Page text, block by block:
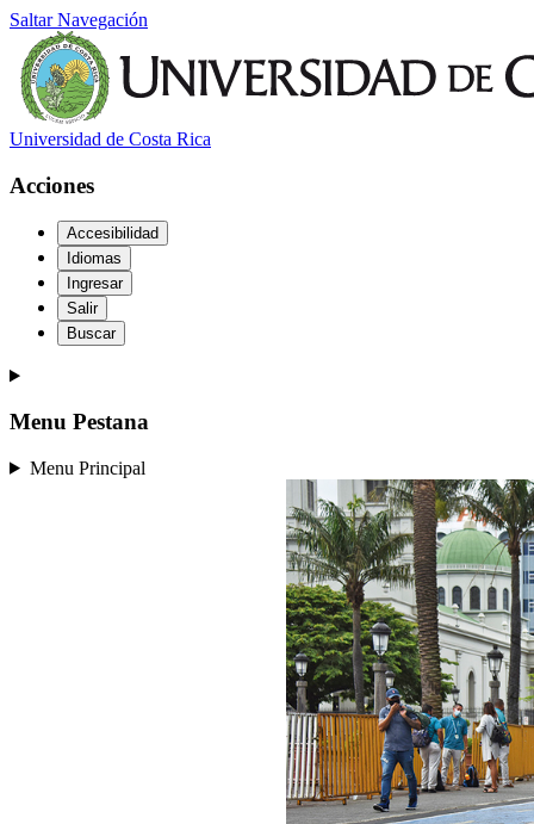
Saltar Navegación
Universidad de Costa Rica
Acciones
Accesibilidad
Idiomas
Ingresar
Salir
Buscar
Menu Pestana
Menu Principal